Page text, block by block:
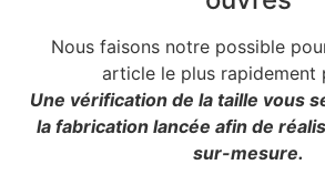
Nous faisons notre possible
article le plus rapidement
Une vérification de la taille vous
la fabrication lancée afin de
sur-mesure.